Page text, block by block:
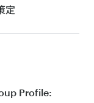
定
Profile: